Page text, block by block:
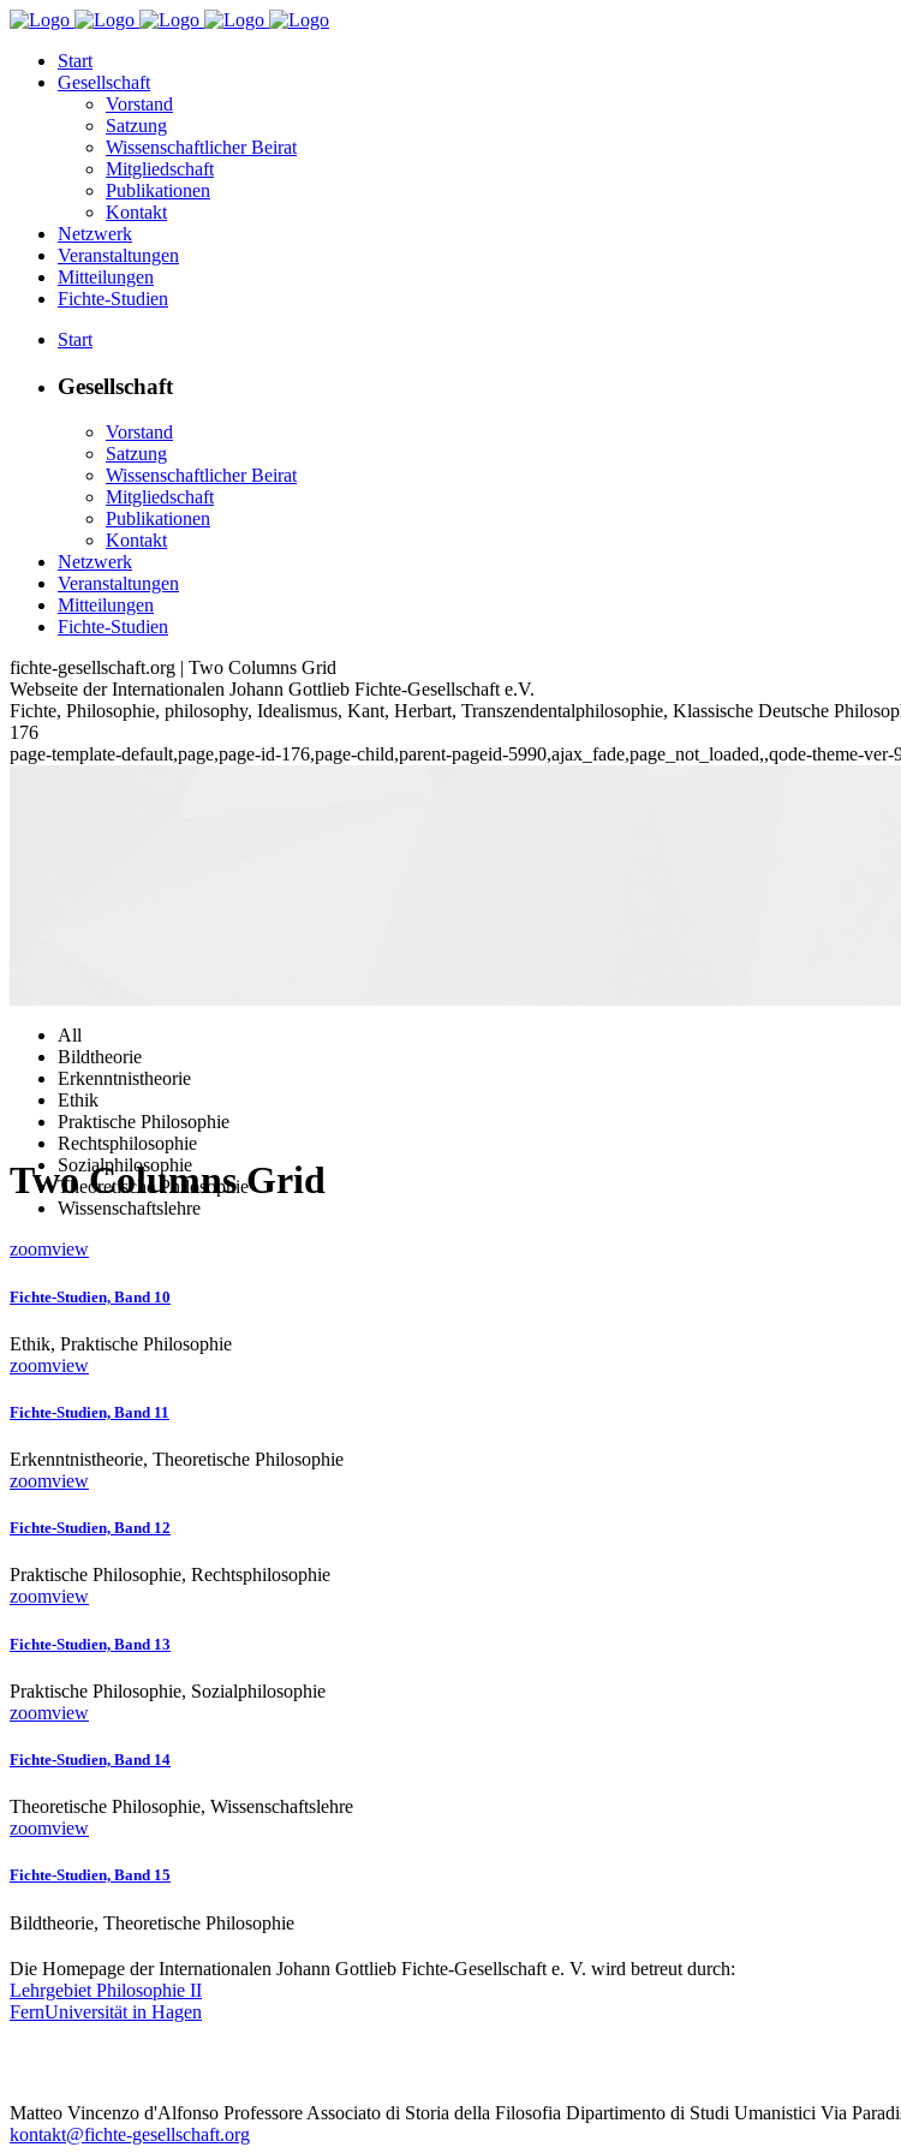
Start
Gesellschaft
Vorstand
Satzung
Wissenschaftlicher Beirat
Mitgliedschaft
Publikationen
Kontakt
Netzwerk
Veranstaltungen
Mitteilungen
Fichte-Studien
Start
Gesellschaft
Vorstand
Satzung
Wissenschaftlicher Beirat
Mitgliedschaft
Publikationen
Kontakt
Netzwerk
Veranstaltungen
Mitteilungen
Fichte-Studien
fichte-gesellschaft.org | Two Columns Grid
Webseite der Internationalen Johann Gottlieb Fichte-Gesellschaft e.V.
Fichte, Philosophie, philosophy, Idealismus, Kant, Herbart, Transzendentalphilosophie, Klassische Deutsche
176
page-template-default,page,page-id-176,page-child,parent-pageid-5990,ajax_fade,page_not_loaded,,qode-theme-
Two Columns Grid
All
Bildtheorie
Erkenntnistheorie
Ethik
Praktische Philosophie
Rechtsphilosophie
Sozialphilosophie
Theoretische Philosophie
Wissenschaftslehre
zoomview
Fichte-Studien, Band 10
Ethik, Praktische Philosophie
zoomview
Fichte-Studien, Band 11
Erkenntnistheorie, Theoretische Philosophie
zoomview
Fichte-Studien, Band 12
Praktische Philosophie, Rechtsphilosophie
zoomview
Fichte-Studien, Band 13
Praktische Philosophie, Sozialphilosophie
zoomview
Fichte-Studien, Band 14
Theoretische Philosophie, Wissenschaftslehre
zoomview
Fichte-Studien, Band 15
Bildtheorie, Theoretische Philosophie
Die Homepage der Internationalen Johann Gottlieb Fichte-Gesellschaft e. V. wird betreut durch:
Lehrgebiet Philosophie II
FernUniversität in Hagen
Matteo Vincenzo d'Alfonso Professore Associato di Storia della Filosofia Dipartimento di Studi Umanistici Via
kontakt@fichte-gesellschaft.org